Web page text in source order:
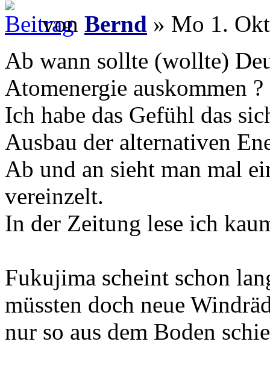
von Bernd » Mo 1.
Ab wann sollte (wollte)
Atomenergie auskommen ?
Ich habe das Gefühl das
Ausbau der alternativen
Ab und an sieht man mal
vereinzelt.
In der Zeitung lese ich
Fukujima scheint schon
müssten doch neue
nur so aus dem Boden